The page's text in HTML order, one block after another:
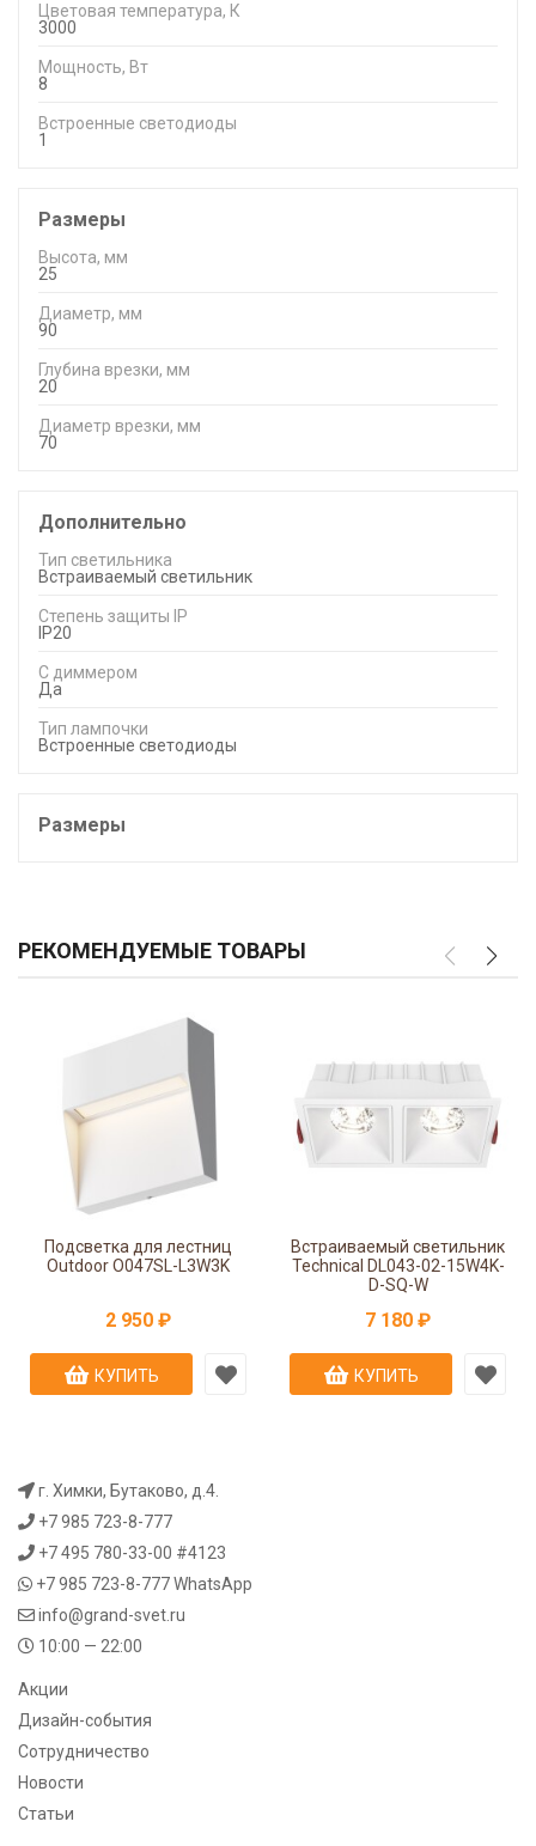
Цветовая температура, К
3000
Мощность, Вт
8
Встроенные светодиоды
1
Размеры
Высота, мм
25
Диаметр, мм
90
Глубина врезки, мм
20
Диаметр врезки, мм
70
Дополнительно
Тип светильника
Встраиваемый светильник
Степень защиты IP
IP20
С диммером
Да
Тип лампочки
Встроенные светодиоды
Размеры
РЕКОМЕНДУЕМЫЕ ТОВАРЫ
Подсветка для лестниц
Outdoor O047SL-L3W3K
2 950 ₽
КУПИТЬ
Встраиваемый светильник
Technical DL043-02-15W4K-
D-SQ-W
7 180 ₽
КУПИТЬ
г. Химки, Бутаково, д.4.
+7 985 723-8-777
+7 495 780-33-00 #4123
+7 985 723-8-777WhatsApp
info@grand-svet.ru
10:00 — 22:00
Акции
Дизайн-события
Сотрудничество
Новости
Статьи